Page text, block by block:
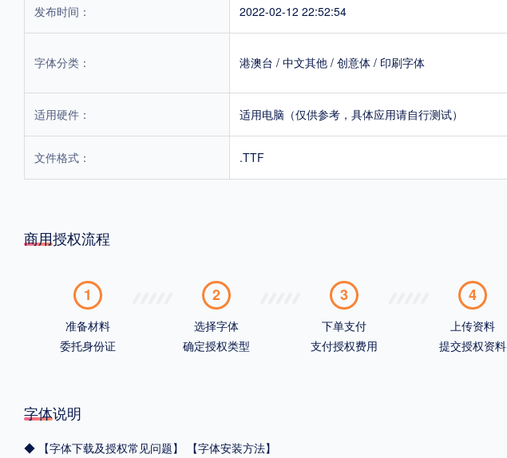
发布时间： 2022-02-12 22:52:54
字体分类： 港澳台 / 中文其他 / 创意体 / 印刷字体
适用硬件： 适用电脑（仅供参考，具体应用请自行测试）
文件格式： .TTF
商用授权流程
1
准备材料
委托身份证
2
选择字体
确定授权类型
3
下单支付
支付授权费用
4
上传资料
提交授权资料
字体说明
◆ 【字体下载及授权常见问题】
【字体安装方法】